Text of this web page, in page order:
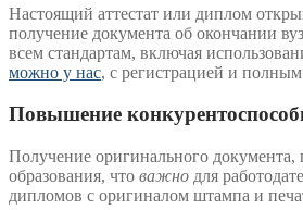
Настоящий аттестат или диплом
получение документа об окончании
всем стандартам, включая
можно у нас, с регистрацией и
Повышение
Получение оригинального
образования, что важно для
дипломов с оригиналом штампа и